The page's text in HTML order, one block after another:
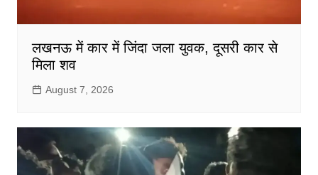
लखनऊ में कार में जिंदा जला युवक, दूसरी कार से
मिला शव
August 7, 2026